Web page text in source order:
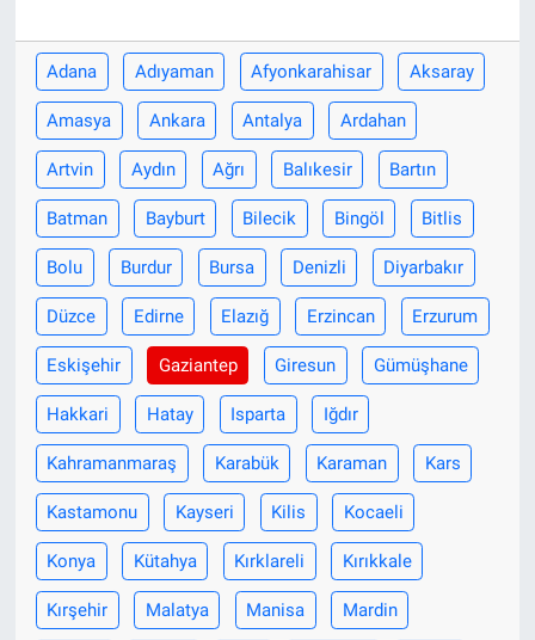
Adana Adıyaman Afyonkarahisar Aksaray
Amasya Ankara Antalya Ardahan
Artvin Aydın Ağrı Balıkesir Bartın
Batman Bayburt Bilecik Bingöl Bitlis
Bolu Burdur Bursa Denizli Diyarbakır
Düzce Edirne Elazığ Erzincan Erzurum
Eskişehir Gaziantep Giresun Gümüşhane
Hakkari Hatay Isparta Iğdır
Kahramanmaraş Karabük Karaman Kars
Kastamonu Kayseri Kilis Kocaeli
Konya Kütahya Kırklareli Kırıkkale
Kırşehir Malatya Manisa Mardin